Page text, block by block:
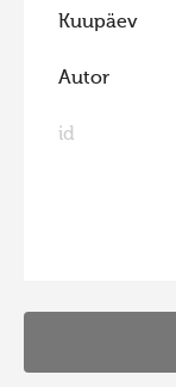
Hiite
Hiite
Kuupäev
Autor
id